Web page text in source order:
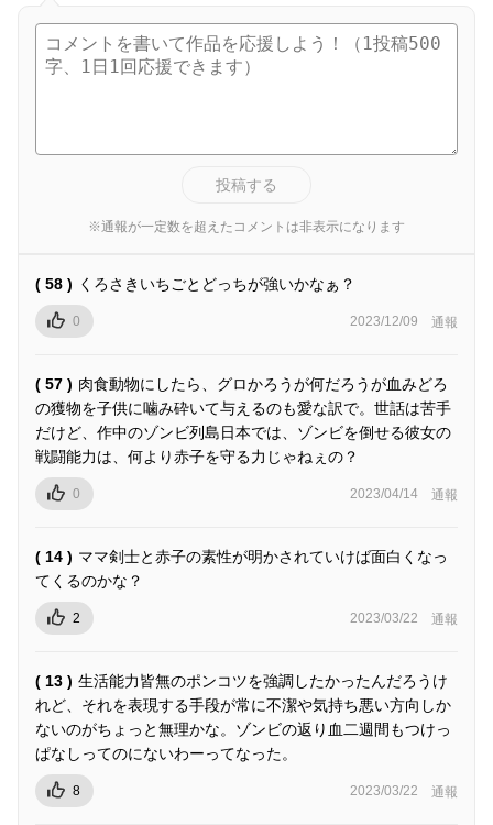
投稿する
※通報が一定数を超えたコメントは非表示になります
( 58 ) くろさきいちごとどっちが強いかなぁ？
0 2023/12/09 通報
( 57 ) 肉食動物にしたら、グロかろうが何だろうが血みどろ
の獲物を子供に噛み砕いて与えるのも愛な訳で。世話は苦手
だけど、作中のゾンビ列島日本では、ゾンビを倒せる彼女の
戦闘能力は、何より赤子を守る力じゃねぇの？
0 2023/04/14 通報
( 14 ) ママ剣士と赤子の素性が明かされていけば面白くなっ
てくるのかな？
2 2023/03/22 通報
( 13 ) 生活能力皆無のポンコツを強調したかったんだろうけ
れど、それを表現する手段が常に不潔や気持ち悪い方向しか
ないのがちょっと無理かな。ゾンビの返り血二週間もつけっ
ぱなしってのにないわーってなった。
8 2023/03/22 通報